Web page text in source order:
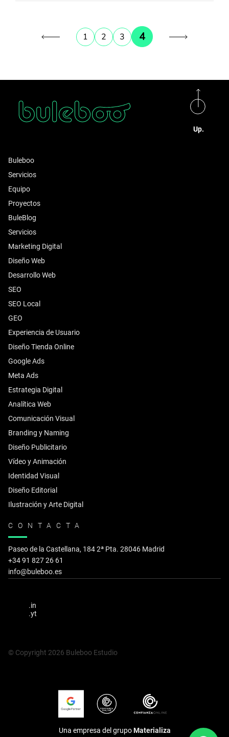
1 2 3 4
Up.
Buleboo
Servicios
Equipo
Proyectos
BuleBlog
Servicios
Marketing Digital
Diseño Web
Desarrollo Web
SEO
SEO Local
GEO
Experiencia de Usuario
Diseño Tienda Online
Google Ads
Meta Ads
Estrategia Digital
Analítica Web
Comunicación Visual
Branding y Naming
Diseño Publicitario
Vídeo y Animación
Identidad Visual
Diseño Editorial
Ilustración y Arte Digital
CONTACTA
Paseo de la Castellana, 184 2ª Pta. 28046 Madrid
+34 91 827 26 61
info@buleboo.es
Una empresa del grupoMaterializa
.in
.yt
© Copyright 2026 Buleboo Estudio